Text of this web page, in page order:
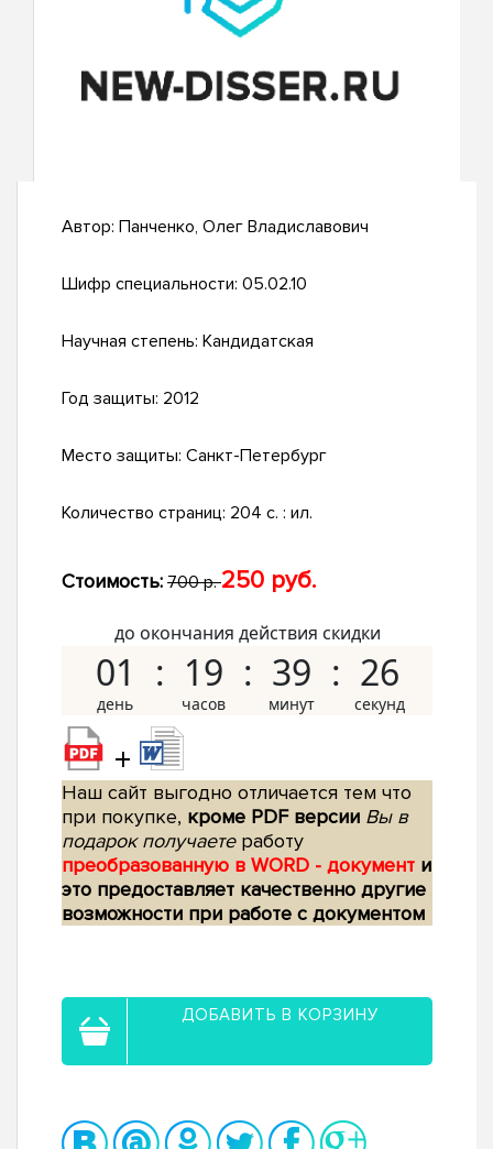
Автор: Панченко, Олег Владиславович
Шифр специальности: 05.02.10
Научная степень: Кандидатская
Год защиты: 2012
Место защиты: Санкт-Петербург
Количество страниц: 204 с. : ил.
Стоимость: 700 р.250 руб.
до окончания действия скидки
01 19 39 25
+
Наш сайт выгодно отличается тем что
при покупке, кроме PDF версии Вы в
подарок получаетеработу
преобразованную в WORD - документ и
это предоставляет качественно другие
возможности при работе с документом
ДОБАВИТЬ В КОРЗИНУ